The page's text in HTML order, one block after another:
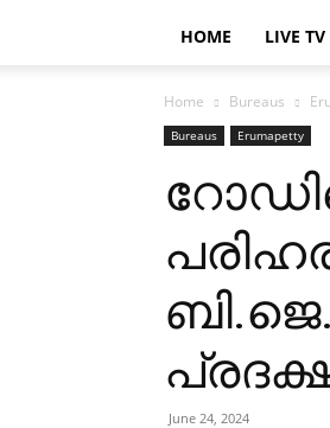
HOME LIVE TV
Home Bureaus
Bureaus Erumapetty
June 24, 2024